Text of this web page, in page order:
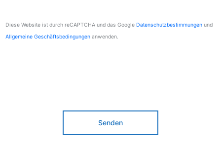
Diese Website ist durch reCAPTCHA und das Google Datenschutzbestimmungen und
Allgemeine Geschäftsbedingungen anwenden.
Senden